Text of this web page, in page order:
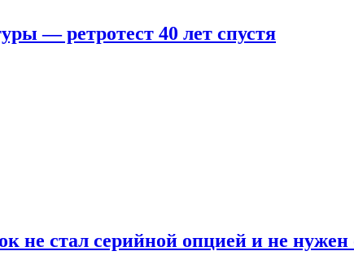
— ретротест 40 лет спустя
не стал серийной опцией и не